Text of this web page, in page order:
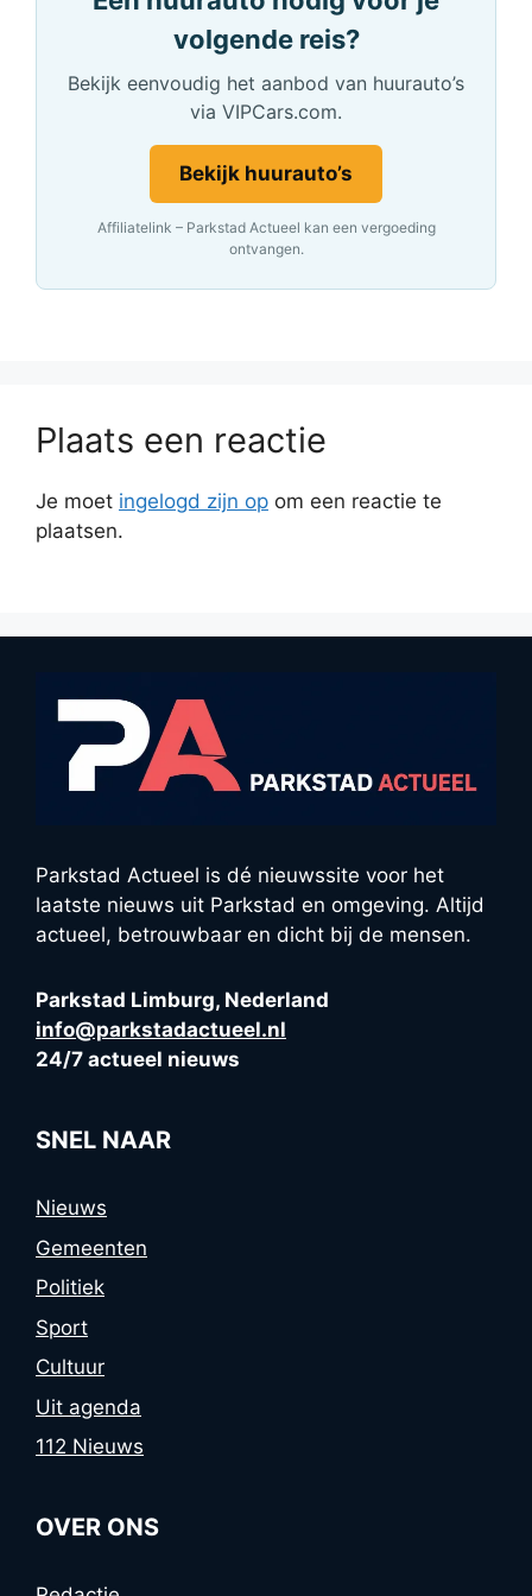
volgende reis?
Bekijk eenvoudig het aanbod van huurauto’s
via VIPCars.com.
Bekijk huurauto’s
Affiliatelink – Parkstad Actueel kan een vergoeding
ontvangen.
Plaats een reactie
Je moet ingelogd zijn op om een reactie te
plaatsen.
Parkstad Actueel is dé nieuwssite voor het
laatste nieuws uit Parkstad en omgeving. Altijd
actueel, betrouwbaar en dicht bij de mensen.
Parkstad Limburg, Nederland
info@parkstadactueel.nl
24/7 actueel nieuws
SNEL NAAR
Nieuws
Gemeenten
Politiek
Sport
Cultuur
Uit agenda
112 Nieuws
OVER ONS